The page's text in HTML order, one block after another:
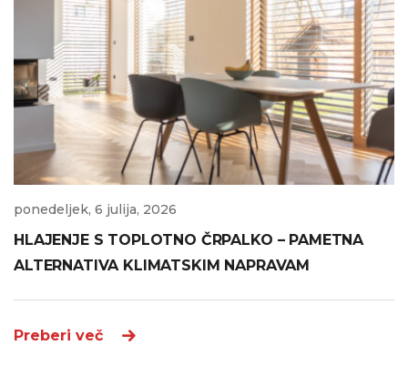
ponedeljek, 6 julija, 2026
HLAJENJE S TOPLOTNO ČRPALKO – PAMETNA
ALTERNATIVA KLIMATSKIM NAPRAVAM
Preberi več